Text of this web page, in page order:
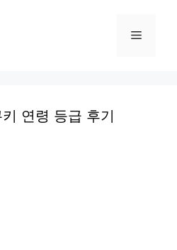
메
연령 등급 후기